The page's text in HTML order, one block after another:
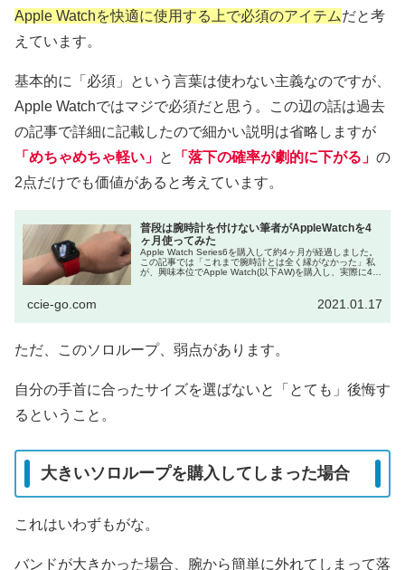
Apple Watchを快適に使用する上で必須のアイテムだと考
えています。
基本的に「必須」という言葉は使わない主義なのですが、
Apple Watchではマジで必須だと思う。この辺の話は過去
の記事で詳細に記載したので細かい説明は省略しますが
「めちゃめちゃ軽い」 と 「落下の確率が劇的に下がる」 の
2点だけでも価値があると考えています。
普段は腕時計を付けない筆者がAppleWatchを4
ヶ月使ってみた
Apple Watch Series6を購入して約4ヶ月が経過しました。
この記事では「これまで腕時計とは全く縁がなかった」私
が、興味本位でApple Watch(以下AW)を購入し、実際に4ヶ
ccie-go.com 2021.01.17
ただ、このソロループ、弱点があります。
自分の手首に合ったサイズを選ばないと「とても」後悔す
るということ。
大きいソロループを購入してしまった場合
これはいわずもがな。
バンドが大きかった場合、腕から簡単に外れてしまって落